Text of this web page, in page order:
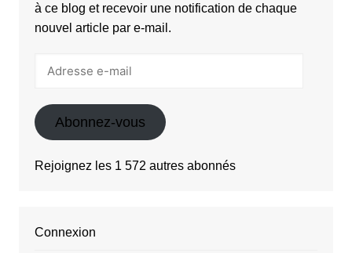
à ce blog et recevoir une notification de chaque
nouvel article par e-mail.
Abonnez-vous
Rejoignez les 1 572 autres abonnés
Connexion